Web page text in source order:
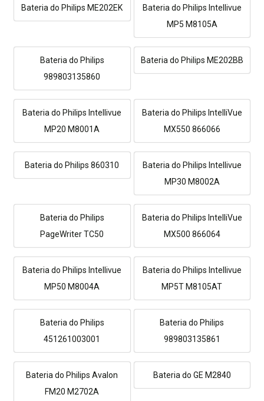
Bateria do Philips ME202EK
Bateria do Philips Intellivue
MP5 M8105A
Bateria do Philips
989803135860
Bateria do Philips ME202BB
Bateria do Philips Intellivue
MP20 M8001A
Bateria do Philips IntelliVue
MX550 866066
Bateria do Philips 860310
Bateria do Philips Intellivue
MP30 M8002A
Bateria do Philips
PageWriter TC50
Bateria do Philips IntelliVue
MX500 866064
Bateria do Philips Intellivue
MP50 M8004A
Bateria do Philips Intellivue
MP5T M8105AT
Bateria do Philips
451261003001
Bateria do Philips
989803135861
Bateria do Philips Avalon
FM20 M2702A
Bateria do GE M2840